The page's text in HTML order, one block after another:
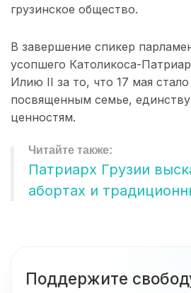
грузинское общество.
В завершение спикер
усопшего Католикоса-
Илию II за то, что 17 мая
посвященным семье,
ценностям.
Патриарх Грузии
абортах и
Поддержите